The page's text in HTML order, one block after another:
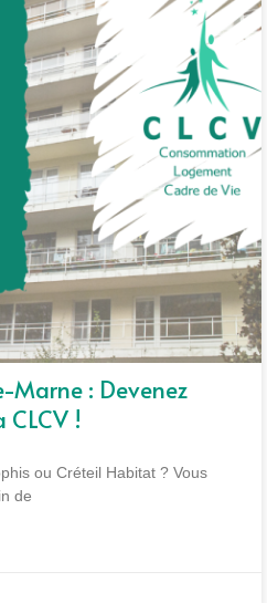
Marne : Devenez
!
ou Créteil Habitat ? Vous
de